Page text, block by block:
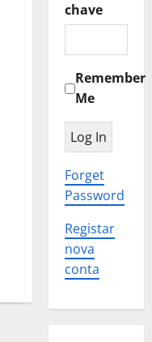
chave
Remember
Me
Forget
Password
Registar
nova
conta